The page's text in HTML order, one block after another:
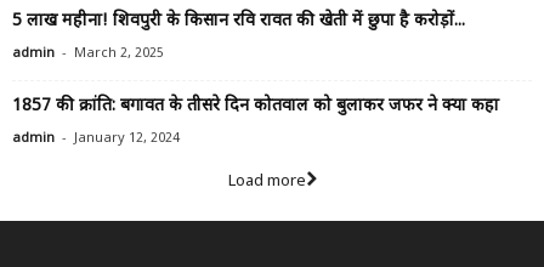
₹5 लाख महीना! शिवपुरी के किसान रवि रावत की खेती में छुपा है करोड़ों...
admin - March 2, 2025
1857 की क्रांति: बगावत के तीसरे दिन कोतवाल को बुलाकर जफर ने क्या कहा
admin - January 12, 2024
Load more